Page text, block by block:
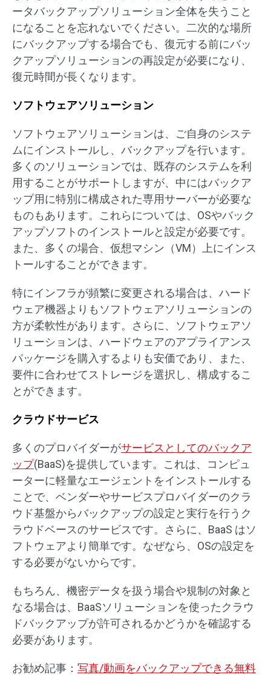
ータバックアップソリューション全体を失うこと
になることを忘れないでください。二次的な場所
にバックアップする場合でも、復元する前にバッ
クアップソリューションの再設定が必要になり、
復元時間が長くなります。
ソフトウェアソリューション
ソフトウェアソリューションは、ご自身のシステ
ムにインストールし、バックアップを行います。
多くのソリューションでは、既存のシステムを利
用することがサポートしますが、中にはバックア
ップ用に特別に構成された専用サーバーが必要な
ものもあります。これらについては、OSやバック
アップソフトのインストールと設定が必要です。
また、多くの場合、仮想マシン（VM）上にインス
トールすることができます。
特にインフラが頻繁に変更される場合は、ハード
ウェア機器よりもソフトウェアソリューションの
方が柔軟性があります。さらに、ソフトウェアソ
リューションは、ハードウェアのアプライアンス
パッケージを購入するよりも安価であり、また、
要件に合わせてストレージを選択し、構成するこ
とができます。
クラウドサービス
多くのプロバイダーがサービスとしてのバックア
ップ(BaaS)を提供しています。これは、コンピュ
ーターに軽量なエージェントをインストールする
ことで、ベンダーやサービスプロバイダーのクラ
ウド基盤からバックアップの設定と実行を行うク
ラウドベースのサービスです。さらに、BaaS はソ
フトウェアより簡単です。なぜなら、OSの設定を
する必要がないからです。
もちろん、機密データを扱う場合や規制の対象と
なる場合は、BaaSソリューションを使ったクラウ
ドバックアップが許可されるかどうかを確認する
必要があります。
お勧め記事： 写真/動画をバックアップできる無料